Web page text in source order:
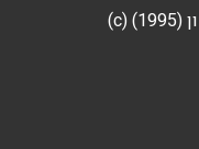
(c) כל הזכויות שמורות למוקד אמון (1995)